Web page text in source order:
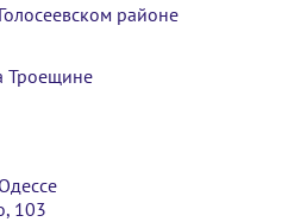
районе
Троещине
103